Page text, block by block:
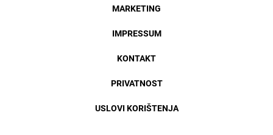
MARKETING
IMPRESSUM
KONTAKT
PRIVATNOST
USLOVI KORIŠTENJA